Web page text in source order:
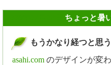
ちょっと暑
もうかなり経つと思
asahi.com のデザインが変